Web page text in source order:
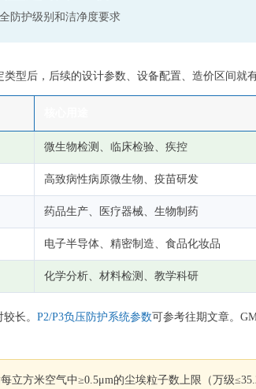
防护级别和洁净度要求
型后，后续的设计参数、设备配置、造价区间就
微生物检测、临床检验、疾控
高致病性病原微生物、疫苗研发
药品生产、医疗器械、生物制药
电子半导体、精密制造、食品化妆品
化学分析、材料检测、教学科研
长。 P2/P3负压防护系统参数可参考往期文章。
立方米空气中≥0.5μm的尘埃粒子数上限（万级